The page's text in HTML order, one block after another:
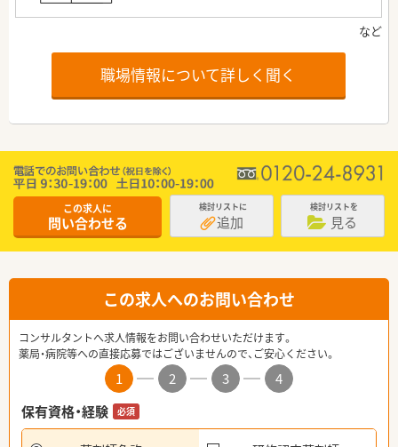
職場情報について詳しく聞く
この求人に
問い合わせる
検討リストに
追加
検討リストを
見る
この求人へのお問い合わせ
コンサルタントへ求人情報をお問い合わせいただけます。
薬局・病院等への直接応募ではございませんので、ご安心ください。
1 2 3
4
保有資格・経験
必須